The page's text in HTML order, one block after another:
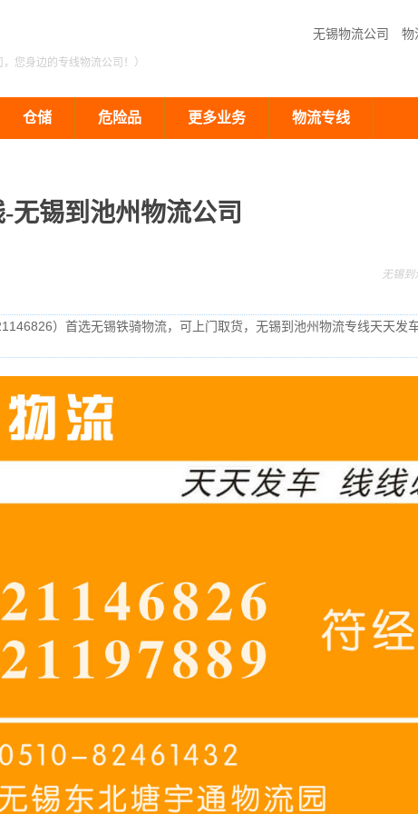
无锡物流公司 物
您身边的专线物流公司！）
仓储 危险品 更多业务 物流专线
无锡到池州物流公司
无锡
）首选无锡铁骑物流，可上门取货，无锡到池州物流专线天天发